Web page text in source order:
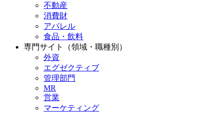
不動産
消費財
アパレル
食品・飲料
専門サイト（領域・職種別）
外資
エグゼクティブ
管理部門
MR
営業
マーケティング